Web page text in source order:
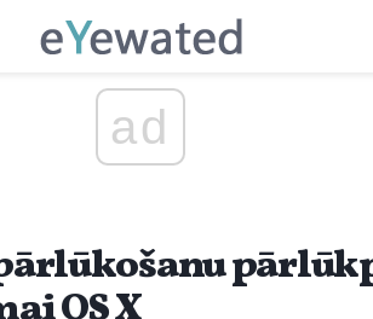
ad